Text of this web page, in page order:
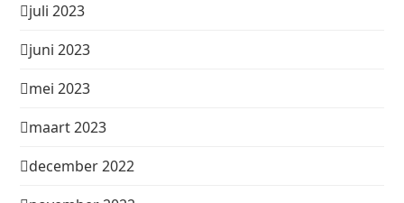
juli 2023
juni 2023
mei 2023
maart 2023
december 2022